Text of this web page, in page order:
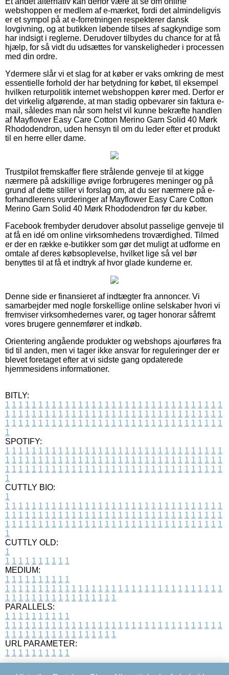
webshoppen er medlem af e-mærket, fordi det almindeligvis
er et sympol på at e-forretningen respekterer dansk
lovgivning, og at butikken løbende tilses af sagkyndige som
har indsigt i reglerne. Derudover tilbydes du chance for at få
hjælp, for så vidt du udsættes for vanskeligheder i processen
med din ordre.
Ydermere slår vi et slag for at køber er vaks omkring de mest
essentielle forhold der har betydning for købet, til eksempel
hvilken returpolitik internet webshoppen kører med. Derfor er
det virkelig afgørende, at man stadig opbevarer sin faktura e-
mail, således man når som helst vil kunne bekræfte handlen
af Mayflower Easy Care Cotton Merino Garn Solid 40 Mørk
Rhododendron, uden hensyn til om du leder efter et produkt
til en herre eller dame.
Trustpilot fremskaffer flere strålende genveje til at kigge
nærmere på adskillige øvrige forbrugeres meninger og på
grund af dette stiller vi forslag om, at du ser nærmere på e-
forhandlerens vurderinger af Mayflower Easy Care Cotton
Merino Garn Solid 40 Mørk Rhododendron før du køber.
Facebook frembyder derudover absolut passelige genveje til
at få en idé om online virksomhedens troværdighed. Tilmed
er der en række e-butikker som gør det muligt at udforme en
omtale af deres købsoplevelse, hvilket lige så vel bør
benyttes til at få et indtryk af hvor glade kunderne er.
Denne side er finansieret af indtægter fra annoncer. Vi
samarbejder med nogle forskellige online selskaber hvori vi
fremviser virksomhedernes varer, og tager honorar såfremt
vores brugere gennemfører et indkøb.
Orientering angående produkter og webshops ajourføres fra
tid til anden, men vi tager ikke ansvar for reguleringer der er
blevet foretaget efter at vi sidste gang opdaterede
hjemmesidens informationer.
BITLY:
1 1 1 1 1 1 1 1 1 1 1 1 1 1 1 1 1 1 1 1 1 1 1 1 1 1 1 1 1 1 1 1 1
1 1 1 1 1 1 1 1 1 1 1 1 1 1 1 1 1 1 1 1 1 1 1 1 1 1 1 1 1 1 1 1 1
1 1 1 1 1 1 1 1 1 1 1 1 1 1 1 1 1 1 1 1 1 1 1 1 1 1 1 1 1 1 1 1 1
1
SPOTIFY:
1 1 1 1 1 1 1 1 1 1 1 1 1 1 1 1 1 1 1 1 1 1 1 1 1 1 1 1 1 1 1 1 1
1 1 1 1 1 1 1 1 1 1 1 1 1 1 1 1 1 1 1 1 1 1 1 1 1 1 1 1 1 1 1 1 1
1 1 1 1 1 1 1 1 1 1 1 1 1 1 1 1 1 1 1 1 1 1 1 1 1 1 1 1 1 1 1 1 1
1
CUTTLY BIO:
1
1 1 1 1 1 1 1 1 1 1 1 1 1 1 1 1 1 1 1 1 1 1 1 1 1 1 1 1 1 1 1 1 1
1 1 1 1 1 1 1 1 1 1 1 1 1 1 1 1 1 1 1 1 1 1 1 1 1 1 1 1 1 1 1 1 1
1 1 1 1 1 1 1 1 1 1 1 1 1 1 1 1 1 1 1 1 1 1 1 1 1 1 1 1 1 1 1 1 1
1
CUTTLY OLD:
1
1 1 1 1 1 1 1 1 1 1
MEDIUM:
1 1 1 1 1 1 1 1 1 1
1 1 1 1 1 1 1 1 1 1 1 1 1 1 1 1 1 1 1 1 1 1 1 1 1 1 1 1 1 1 1 1 1
1 1 1 1 1 1 1 1 1 1 1 1 1 1 1 1 1
PARALLELS:
1 1 1 1 1 1 1 1 1 1
1 1 1 1 1 1 1 1 1 1 1 1 1 1 1 1 1 1 1 1 1 1 1 1 1 1 1 1 1 1 1 1 1
1 1 1 1 1 1 1 1 1 1 1 1 1 1 1 1 1
URL PARAMETER:
1 1 1 1 1 1 1 1 1 1